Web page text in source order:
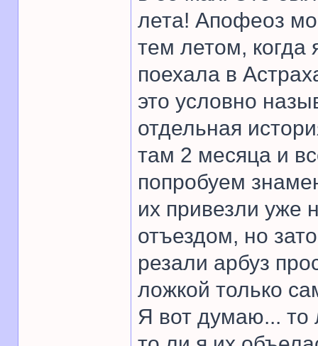
лета! Апофеоз
тем летом, когда
поехала в
это условно
отдельная
там 2 месяца и
попробуем
их привезли уже
отъездом, но
резали арбуз
ложкой только
Я вот думаю... то